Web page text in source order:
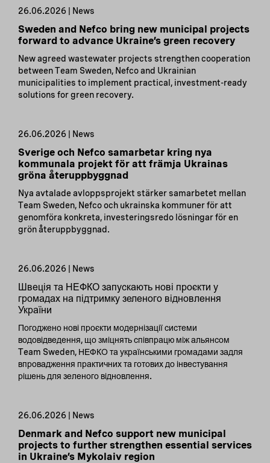
26.06.2026 | News
Sweden and Nefco bring new municipal projects
forward to advance Ukraine’s green recovery
New agreed wastewater projects strengthen cooperation
between Team Sweden, Nefco and Ukrainian
municipalities to implement practical, investment-ready
solutions for green recovery.
26.06.2026 | News
Sverige och Nefco samarbetar kring nya
kommunala projekt för att främja Ukrainas
gröna återuppbyggnad
Nya avtalade avloppsprojekt stärker samarbetet mellan
Team Sweden, Nefco och ukrainska kommuner för att
genomföra konkreta, investeringsredo lösningar för en
grön återuppbyggnad.
26.06.2026 | News
Швеція та НЕФКО запускають нові проєкти у
громадах на підтримку зеленого відновлення
України
Погоджено нові проєкти модернізації системи
водовідведення, що зміцнять співпрацю між альянсом
Team Sweden, НЕФКО та українськими громадами задля
впровадження практичних та готових до інвестування
рішень для зеленого відновлення.
26.06.2026 | News
Denmark and Nefco support new municipal
projects to further strengthen essential services
in Ukraine’s Mykolaiv region